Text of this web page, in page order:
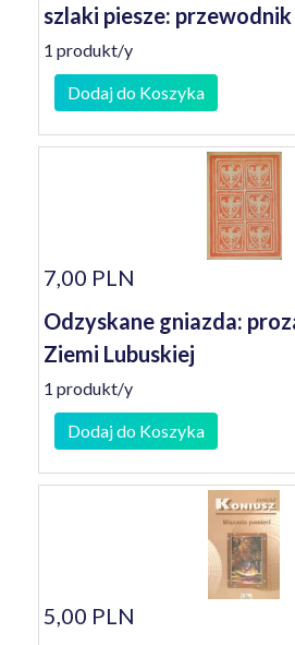
szlaki piesze: przewodnik
1 produkt/y
Dodaj do Koszyka
7,00 PLN
Odzyskane gniazda:
Ziemi Lubuskiej
1 produkt/y
Dodaj do Koszyka
5,00 PLN